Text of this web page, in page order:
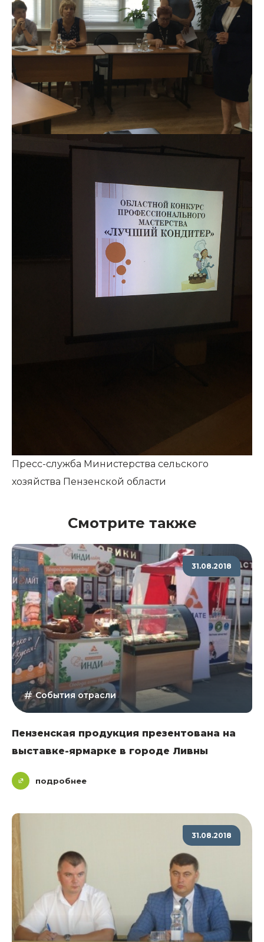
Пресс-служба Министерства сельского
хозяйства Пензенской области
Смотрите также
31.08.2018
События отрасли
Пензенская продукция презентована на
выставке-ярмарке в городе Ливны
подробнее
31.08.2018